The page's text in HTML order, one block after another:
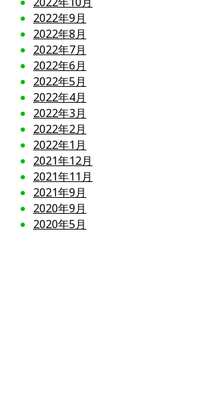
2022年9月
2022年8月
2022年7月
2022年6月
2022年5月
2022年4月
2022年3月
2022年2月
2022年1月
2021年12月
2021年11月
2021年9月
2020年9月
2020年5月